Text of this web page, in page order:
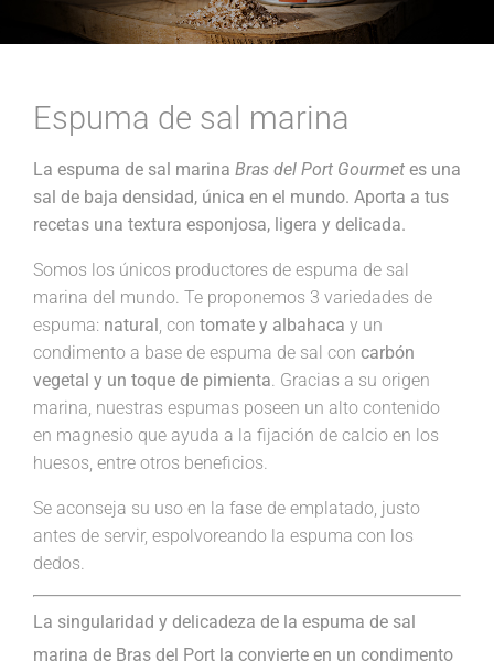
Espuma de sal marina
La espuma de sal marina Bras del Port Gourmet es una
sal de baja densidad, única en el mundo. Aporta a tus
recetas una textura esponjosa, ligera y delicada.
Somos los únicos productores de espuma de sal
marina del mundo. Te proponemos 3 variedades de
espuma: natural, con tomate y albahaca y un
condimento a base de espuma de sal con carbón
vegetal y un toque de pimienta. Gracias a su origen
marina, nuestras espumas poseen un alto contenido
en magnesio que ayuda a la fijación de calcio en los
huesos, entre otros beneficios.
Se aconseja su uso en la fase de emplatado, justo
antes de servir, espolvoreando la espuma con los
dedos.
La singularidad y delicadeza de la espuma de sal
marina de Bras del Port la convierte en un condimento